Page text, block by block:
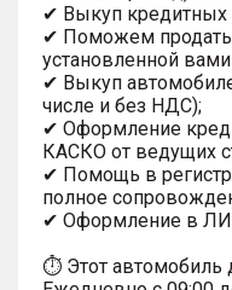
✔ Выкуп кредитных
✔ Поможем
установленной
✔ Выкуп
числе и без НДС);
✔ Оформление
КАСКО от ведущих
✔ Помощь в
полное
✔ Оформление в
⏱ Этот автомобиль